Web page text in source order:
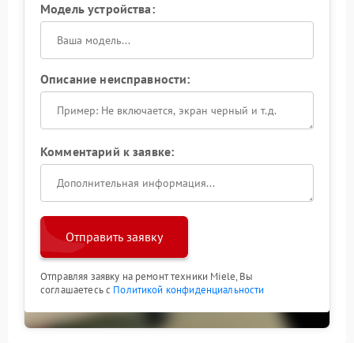
Модель устройства:
Описание неисправности:
Комментарий к заявке:
Отправить заявку
Отправляя заявку на ремонт техники Miele, Вы
соглашаетесь с Политикой конфиденциальности